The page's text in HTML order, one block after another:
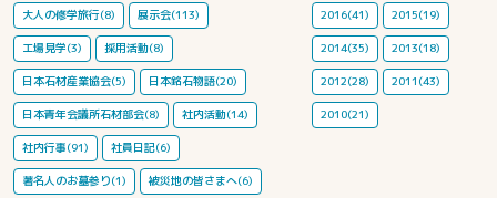
大人の修学旅行(8) 展示会(113)
工場見学(3) 採用活動(8)
日本石材産業協会(5) 日本銘石物語(20)
日本青年会議所石材部会(8) 社内活動(14)
社内行事(91) 社員日記(6)
著名人のお墓参り(1) 被災地の皆さまへ(6)
2016(41) 2015(19)
2014(35) 2013(18)
2012(28) 2011(43)
2010(21)